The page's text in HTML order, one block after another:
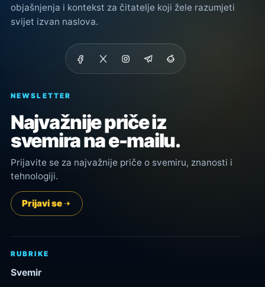
objašnjenja i kontekst za čitatelje koji žele razumjeti
svijet izvan naslova.
NEWSLETTER
Najvažnije priče iz
svemira na e-mailu.
Prijavite se za najvažnije priče o svemiru, znanosti i
tehnologiji.
Prijavi se
RUBRIKE
Svemir